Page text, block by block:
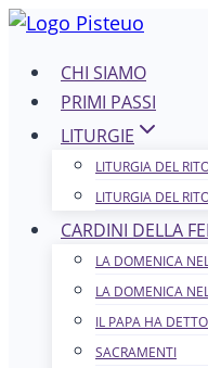
Salta
contenutoCHI SIAMO
PRIMI PASSI
LITURGIE
LITURGIA DEL
LITURGIA DEL
CARDINI DELLA
LA DOMENICA
LA DOMENICA
IL PAPA HA DETTO
SACRAMENTI